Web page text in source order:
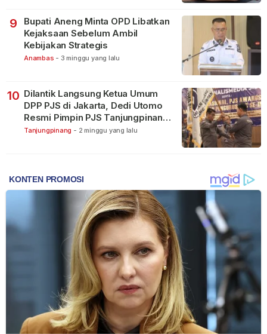
9
Bupati Aneng Minta OPD Libatkan
Kejaksaan Sebelum Ambil
Kebijakan Strategis
Anambas - 3 minggu yang lalu
10 Dilantik Langsung Ketua Umum
DPP PJS di Jakarta, Dedi Utomo
Resmi Pimpin PJS Tanjungpinang-
Bintan
Tanjungpinang - 2 minggu yang lalu